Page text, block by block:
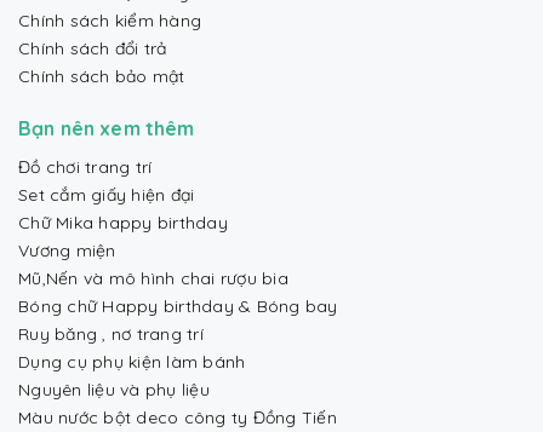
Chính sách kiểm hàng
Chính sách đổi trả
Chính sách bảo mật
Bạn nên xem thêm
Đồ chơi trang trí
Set cắm giấy hiện đại
Chữ Mika happy birthday
Vương miện
Mũ,Nến và mô hình chai rượu bia
Bóng chữ Happy birthday & Bóng bay
Ruy băng , nơ trang trí
Dụng cụ phụ kiện làm bánh
Nguyên liệu và phụ liệu
Màu nước bột deco công ty Đồng Tiến